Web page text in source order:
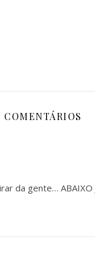
COMENTÁRIOS
da gente… ABAIXO